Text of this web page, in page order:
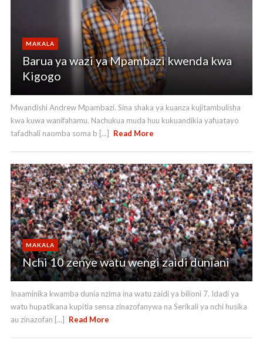
MAKALA
Barua ya wazi ya Mpambazi kwenda kwa
Kigogo
Mwandishi Andrew Mpambazi. Sina shaka ya kuanza kujitambulisha
kwa kuwa wanifahamu. Nachukua muda huu kukuandikia yafuatayo
tafadhali naomba soma b [...]
Read More
MAKALA
Nchi 10 zenye watu wengi zaidi duniani
Inaaminika kwamba dunia nzima ina watu zaidi ya bilioni 7. Idadi ya
watu hupatikana kupitia sensa zinazofanywa na Serikali ya nchi husika
au zinazofan [...]
Read More